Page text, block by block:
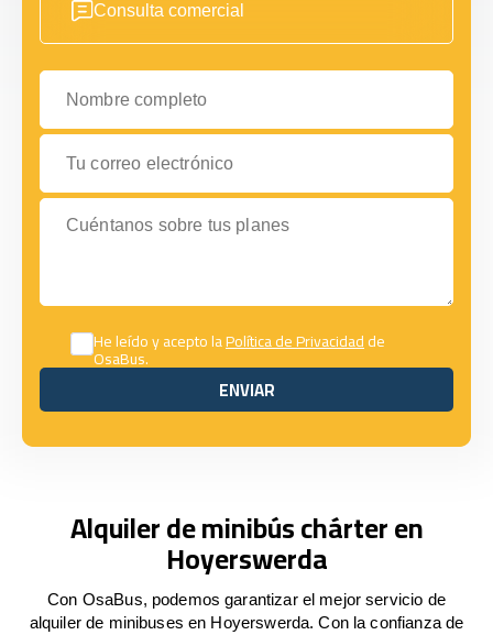
Consulta comercial
Nombre completo
Tu correo electrónico
Cuéntanos sobre tus planes
He leído y acepto laPolítica de Privacidadde
OsaBus.
ENVIAR
ENVIAR
Alquiler de minibús chárter en
Hoyerswerda
Con OsaBus, podemos garantizar el mejor servicio de
alquiler de minibuses en Hoyerswerda. Con la confianza de